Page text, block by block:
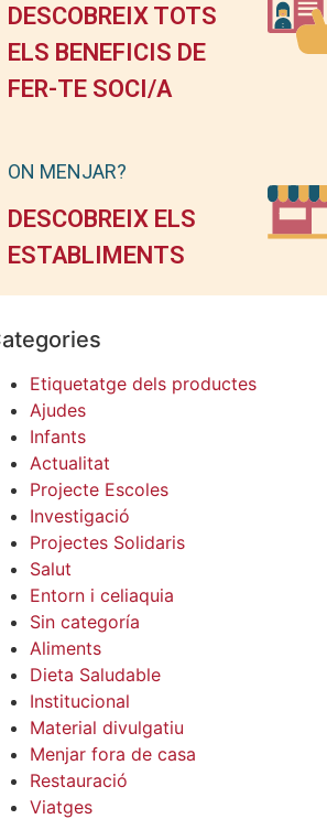
DESCOBREIX TOTS
ELS BENEFICIS DE
FER-TE SOCI/A
ON MENJAR?
DESCOBREIX ELS
ESTABLIMENTS
Etiquetatge dels productes
Ajudes
Infants
Actualitat
Projecte Escoles
Investigació
Projectes Solidaris
Salut
Entorn i celiaquia
Sin categoría
Aliments
Dieta Saludable
Institucional
Material divulgatiu
Menjar fora de casa
Restauració
Viatges